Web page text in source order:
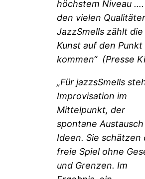
höchstem Niveau
den vielen
JazzSmells zählt die
Kunst auf den Punkt
kommen“ (Presse
„Für jazzsSmells
Improvisation im
Mittelpunkt, der
spontane
Ideen. Sie schätzen
freie Spiel ohne
und Grenzen. Im